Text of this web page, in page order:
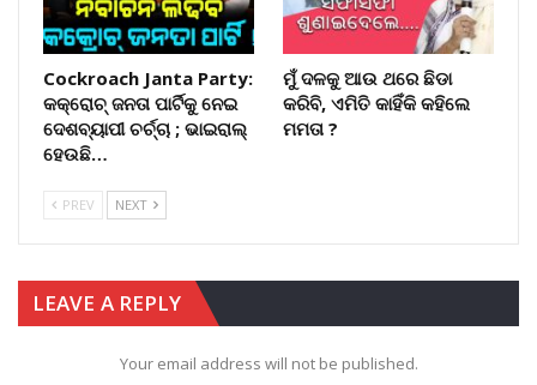
Cockroach Janta Party:
କକ୍ରୋଚ୍ ଜନତା ପାର୍ଟିକୁ ନେଇ
ଦେଶବ୍ୟାପୀ ଚର୍ଚ୍ଚା ; ଭାଇରାଲ୍
ହେଉଛି…
ମୁଁ ଦଳକୁ ଆଉ ଥରେ ଛିଡା
କରିବି, ଏମିତି କାହିଁକି କହିଲେ
ମମତା ?
PREV NEXT
LEAVE A REPLY
Your email address will not be published.